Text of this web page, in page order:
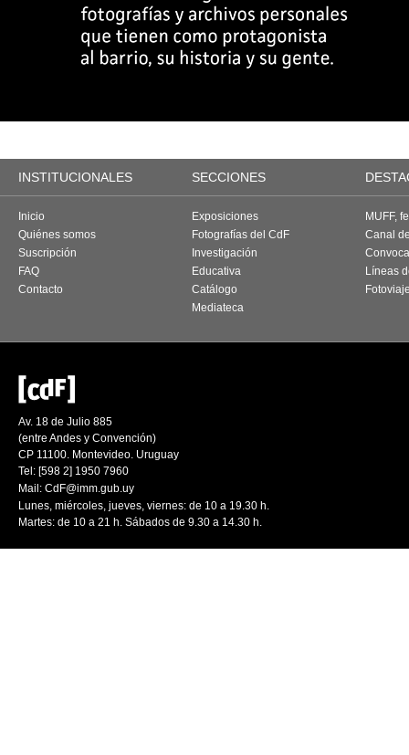
INSTITUCIONALES SECCIONES
Inicio
Quiénes somos
Suscripción
FAQ
Contacto
Exposiciones
Fotografías del CdF
Investigación
Educativa
Catálogo
Mediateca
MUFF,
Canal
Líneas
Av. 18 de Julio 885
(entre Andes y Convención)
CP 11100. Montevideo. Uruguay
Tel: [598 2] 1950 7960
Mail: CdF@imm.gub.uy
Lunes, miércoles, jueves, viernes: de 10 a 19.30 h.
Martes: de 10 a 21 h. Sábados de 9.30 a 14.30 h.